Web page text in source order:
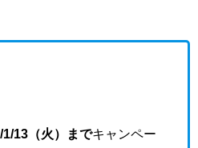
1/13（火）までキャンペー